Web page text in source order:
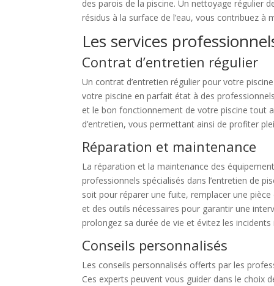
des parois de la piscine. Un nettoyage régulier
résidus à la surface de l’eau, vous contribuez
Les services
Contrat d’entretien régulier
Un contrat d’entretien régulier pour votre
votre piscine en parfait état à des
et le bon fonctionnement de votre piscine tout
d’entretien, vous permettant ainsi de profiter
Réparation et maintenance
La réparation et la maintenance des
professionnels spécialisés dans l’entretien de
soit pour réparer une fuite, remplacer une
et des outils nécessaires pour garantir une
prolongez sa durée de vie et évitez les
Conseils personnalisés
Les conseils personnalisés offerts par les
Ces experts peuvent vous guider dans le choix